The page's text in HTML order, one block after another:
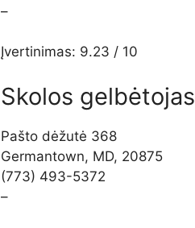
–
Įvertinimas: 9.23 / 10
Skolos gelbėtojas
Pašto dėžutė 368
Germantown, MD, 20875
(773) 493-5372
–